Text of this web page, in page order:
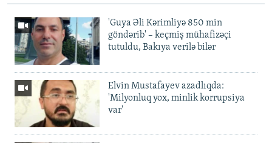
'Guya Əli Kərimliyə 850 min
göndərib' – keçmiş mühafizəçi
tutuldu, Bakıya verilə bilər
Elvin Mustafayev azadlıqda:
'Milyonluq yox, minlik korrupsiya
var'